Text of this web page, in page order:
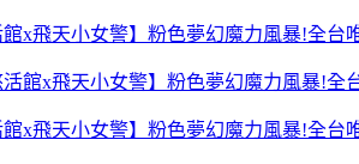
x飛天小女警】粉色夢幻魔力風暴!全台
x飛天小女警】粉色夢幻魔力風暴!全台